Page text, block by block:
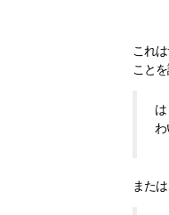
これ
こと
また